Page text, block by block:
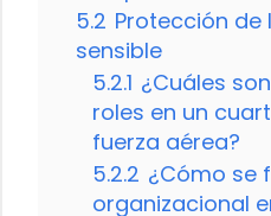
5.2 Protección
sensible
5.2.1 ¿Cuáles
roles en un
fuerza aérea?
5.2.2 ¿Cómo se
organizacional